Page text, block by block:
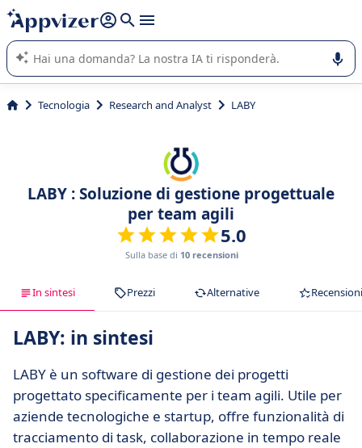
righe con
shift + enter
L'IA di Appvizer vi guida nell'utilizzo o nella scelta di un
software SaaS per la vostra azienda.
Tecnologia Research and Analyst LABY
LABY : Soluzione di gestione progettuale
per team agili
5.0
Sulla base di 10 recensioni
In sintesi Prezzi Alternative Recensioni
LABY: in sintesi
LABY è un software di gestione dei progetti
progettato specificamente per i team agili. Utile per
aziende tecnologiche e startup, offre funzionalità di
tracciamento di task, collaborazione in tempo reale